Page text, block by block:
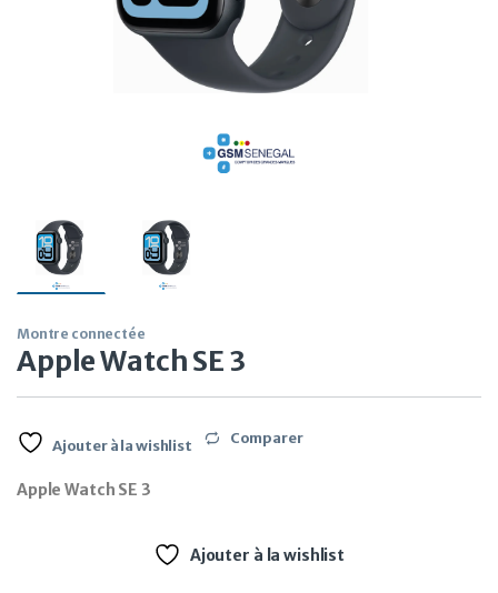
Montre connectée
Apple Watch SE 3
Ajouter à la wishlist Comparer
Apple Watch SE 3
Ajouter à la wishlist